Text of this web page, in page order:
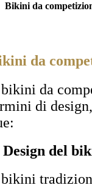
Bikini da
da
da
di
Design del